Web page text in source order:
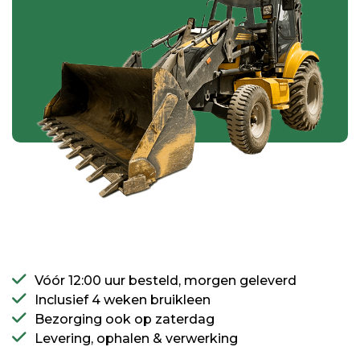
Vóór 12:00 uur besteld, morgen geleverd
Inclusief 4 weken bruikleen
Bezorging ook op zaterdag
Levering, ophalen & verwerking